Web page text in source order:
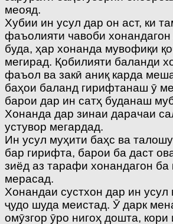
меояд.
Xубии ин усул дар он аст, ки
фаъолияти чавоби хонандагон
буда, ҳар хонанда мувофиқи
мегирад. Қобилияти баланди
фаъол ва закӣ аниқ карда
баҳои баланд гирифтанаш ӯ
барои дар ин сатҳ буданаш
Xонанда дар зинаи дарачаи
устувор мегардад.
Ин усул муҳити баҳс ва
бар гирифта, барои ба даст
зиёд аз тарафи хонандагон
мерасад.
Xонандаи сустхон дар ин
ҷудо шуда меистад. Ӯ дарк
омӯзгор ӯро нигоҳ дошта, кори